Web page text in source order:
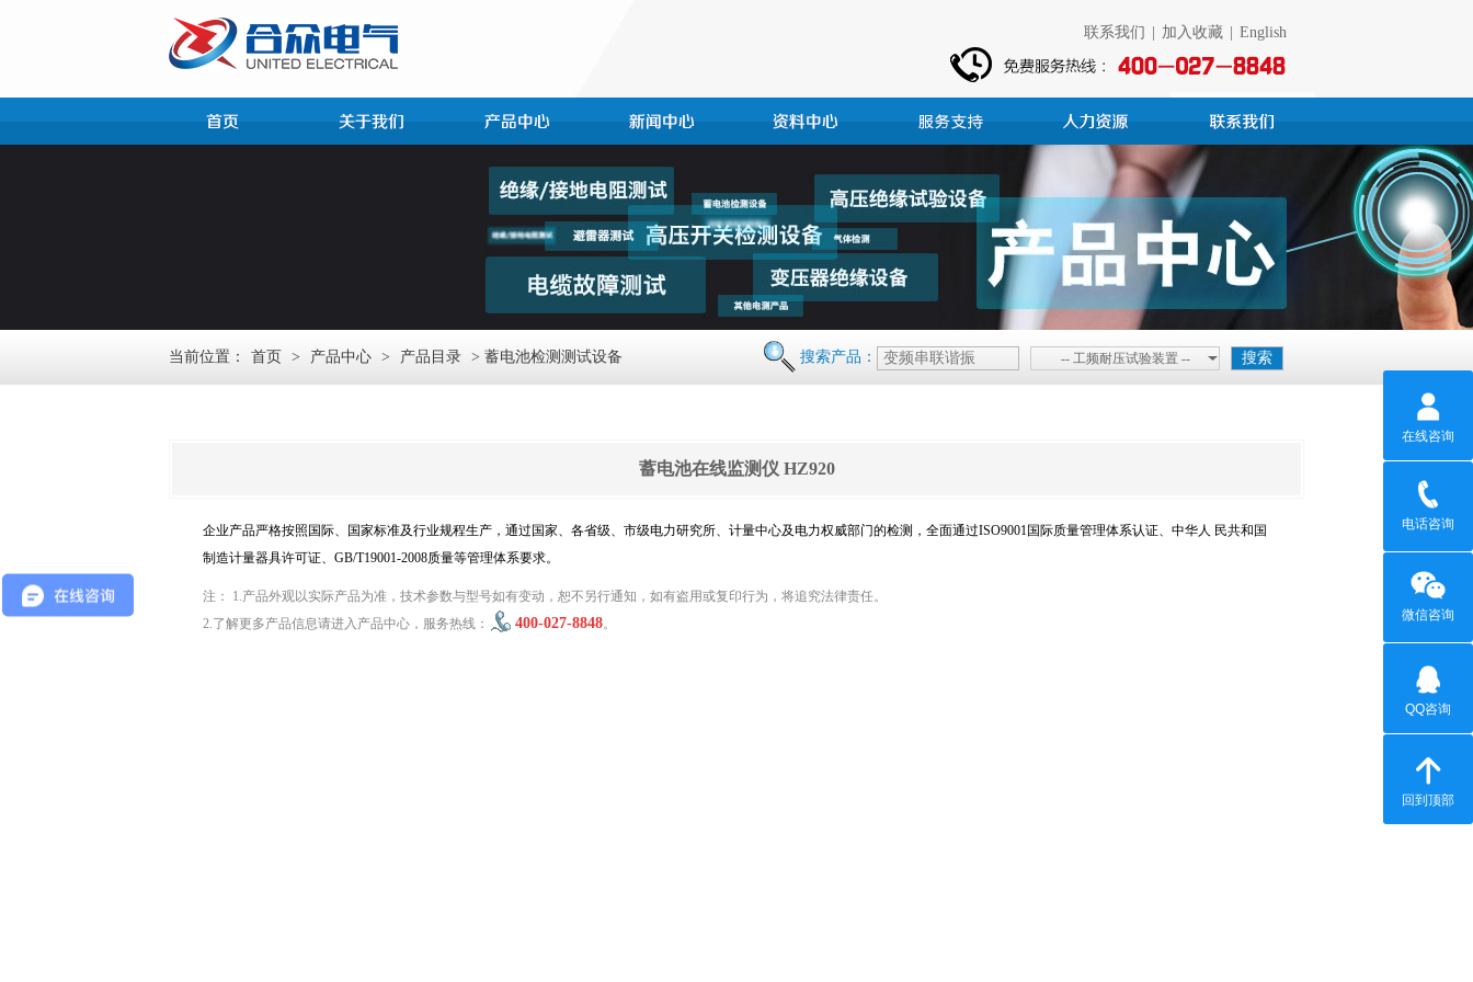
联系我们 加入收藏 English
当前位置： 首页 > 产品中心 > 产品目录 > 蓄电池检测测试设备 搜索产品： -- 工频耐压试验装置 --
蓄电池在线监测仪 HZ920
企业产品严格按照国际、国家标准及行业规程生产，通过国家、各省级、市级电力研究所、计量中心及电力权威部门的检测，全面通过ISO9001国际质量管理体系认证、中华人 民共和国
制造计量器具许可证、GB/T19001-2008质量等管理体系要求。
注： 1.产品外观以实际产品为准，技术参数与型号如有变动，恕不另行通知，如有盗用或复印行为，将追究法律责任。
2.了解更多产品信息请进入 产品中心 ，服务热线： 400-027-8848。
在线咨询
电话咨询
微信咨询
QQ咨询
回到顶部